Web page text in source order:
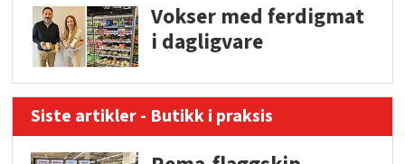
Vokser med ferdigmat
i dagligvare
Siste artikler - Butikk i praksis